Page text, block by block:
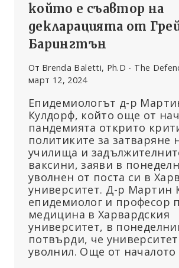
който е съавтор на
декларацията от
Барингтън
От Brenda Baletti, Ph.D - The
март 12, 2024
Епидемиологът д-р
Кулдорф, който още от
пандемията открито
политиките за затваряне
училища и
ваксини, заяви в
уволнен от поста си в
университет. Д-р Мартин
епидемиолог и професор
медицина в Харвардския
университет, в
потвърди, че
уволнил. Още от